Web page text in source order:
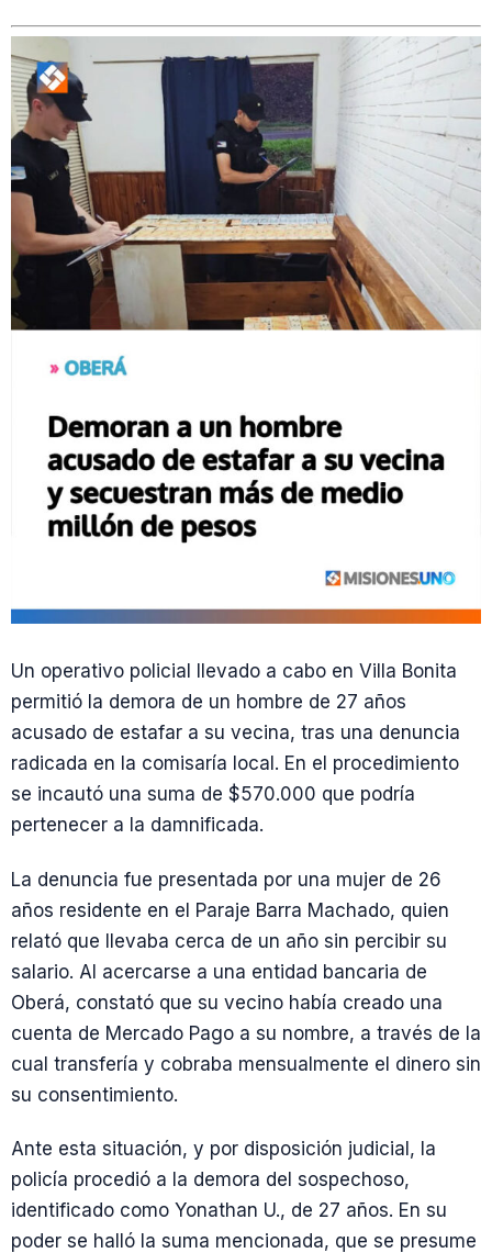
Un operativo policial llevado a cabo en Villa Bonita
permitió la demora de un hombre de 27 años
acusado de estafar a su vecina, tras una denuncia
radicada en la comisaría local. En el procedimiento
se incautó una suma de $570.000 que podría
pertenecer a la damnificada.
La denuncia fue presentada por una mujer de 26
años residente en el Paraje Barra Machado, quien
relató que llevaba cerca de un año sin percibir su
salario. Al acercarse a una entidad bancaria de
Oberá, constató que su vecino había creado una
cuenta de Mercado Pago a su nombre, a través de la
cual transfería y cobraba mensualmente el dinero sin
su consentimiento.
Ante esta situación, y por disposición judicial, la
policía procedió a la demora del sospechoso,
identificado como Yonathan U., de 27 años. En su
poder se halló la suma mencionada, que se presume